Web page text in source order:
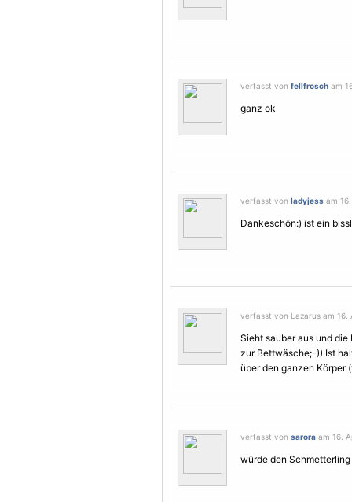
verfasst von fellfrosch am
ganz ok
verfasst von ladyjess am
Dankeschön:) ist ein
verfasst von Lazarus am 16.
Sieht sauber aus und
zur Bettwäsche;-)) Ist
über den ganzen Körper
verfasst von sarora am 16.
würde den Schmetterling